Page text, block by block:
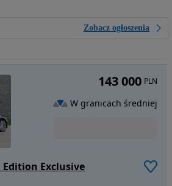
Zobacz ogłoszenia
Edition Exclusive
143 000 PLN
W granicach średniej